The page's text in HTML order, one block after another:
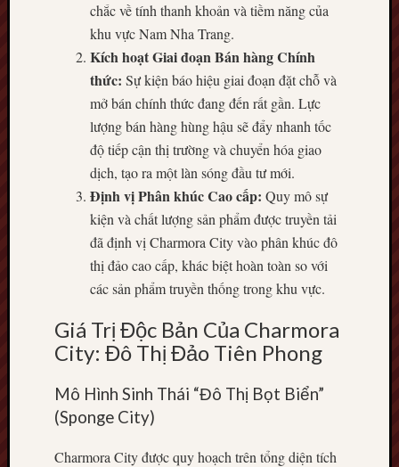
chắc về tính thanh khoản và tiềm năng của
khu vực Nam Nha Trang.
Kích hoạt Giai đoạn Bán hàng Chính
thức: Sự kiện báo hiệu giai đoạn đặt chỗ và
mở bán chính thức đang đến rất gần. Lực
lượng bán hàng hùng hậu sẽ đẩy nhanh tốc
độ tiếp cận thị trường và chuyển hóa giao
dịch, tạo ra một làn sóng đầu tư mới.
Định vị Phân khúc Cao cấp: Quy mô sự
kiện và chất lượng sản phẩm được truyền tải
đã định vị Charmora City vào phân khúc đô
thị đảo cao cấp, khác biệt hoàn toàn so với
các sản phẩm truyền thống trong khu vực.
Giá Trị Độc Bản Của Charmora
City: Đô Thị Đảo Tiên Phong
Mô Hình Sinh Thái “Đô Thị Bọt Biển”
(Sponge City)
Charmora City được quy hoạch trên tổng diện tích